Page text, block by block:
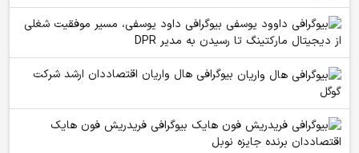
بیوگرافی داود یوسفی، مسیر موفقیت شغلی
از دیجیتال مارکتینگ تا رسیدن به مدیر DPR
بیوگرافی هال واریان اقتصاددان ارشد شرکت
گوگل
بیوگرافی فریدریش فون هایک
اقتصاددان برنده جایزه نوبل